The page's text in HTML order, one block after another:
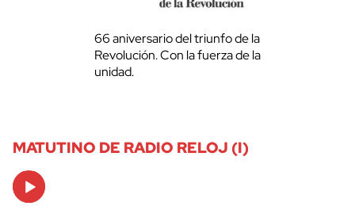
66 aniversario del triunfo de la
Revolución. Con la fuerza de la
unidad.
MATUTINO DE RADIO RELOJ (I)
Audio
Player